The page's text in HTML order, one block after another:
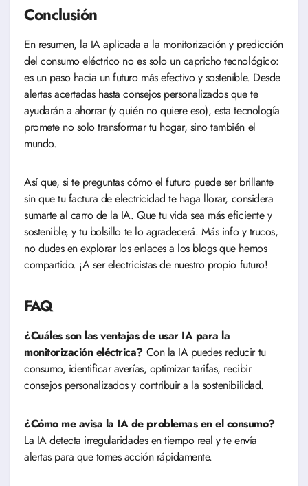
Conclusión
En resumen, la IA aplicada a la monitorización y predicción
del consumo eléctrico no es solo un capricho tecnológico:
es un paso hacia un futuro más efectivo y sostenible. Desde
alertas acertadas hasta consejos personalizados que te
ayudarán a ahorrar (y quién no quiere eso), esta tecnología
promete no solo transformar tu hogar, sino también el
mundo.
Así que, si te preguntas cómo el futuro puede ser brillante
sin que tu factura de electricidad te haga llorar, considera
sumarte al carro de la IA. Que tu vida sea más eficiente y
sostenible, y tu bolsillo te lo agradecerá. Más info y trucos,
no dudes en explorar los enlaces a los blogs que hemos
compartido. ¡A ser electricistas de nuestro propio futuro!
FAQ
¿Cuáles son las ventajas de usar IA para la
monitorización eléctrica? Con la IA puedes reducir tu
consumo, identificar averías, optimizar tarifas, recibir
consejos personalizados y contribuir a la sostenibilidad.
¿Cómo me avisa la IA de problemas en el consumo?
La IA detecta irregularidades en tiempo real y te envía
alertas para que tomes acción rápidamente.